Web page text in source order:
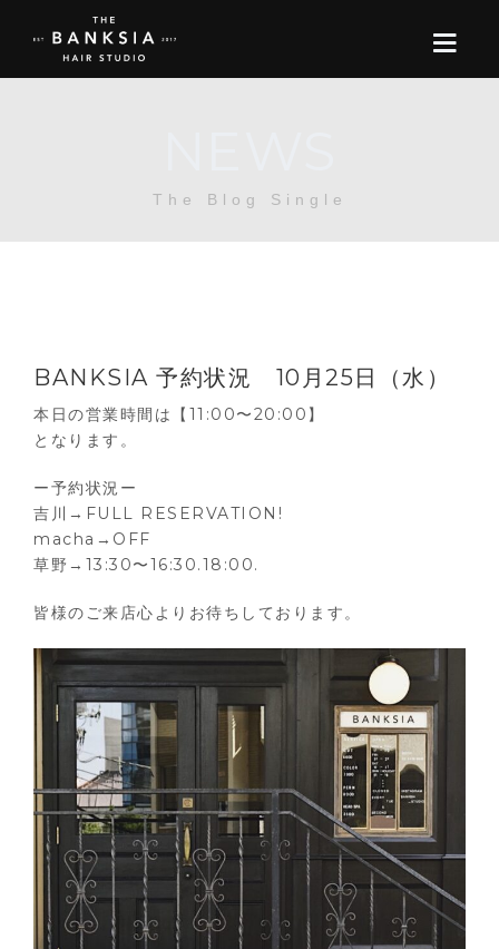
RECRUIT
The Blog Single
BANKSIA 予約状況 10月25日（水）
本日の営業時間は【11:00〜20:00】
となります。
ー予約状況ー
吉川→FULL RESERVATION!
macha→OFF
草野→13:30〜16:30.18:00.
皆様のご来店心よりお待ちしております。